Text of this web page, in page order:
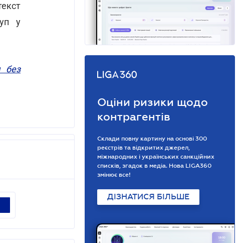
у
без
Оціни ризики щодо
контрагентів
Склади повну картину на основі 300
реєстрів та відкритих джерел,
міжнародних і українських санкційних
списків, згадок в медіа. Нова LIGA360
змінює все!
ДІЗНАТИСЯ БІЛЬШЕ